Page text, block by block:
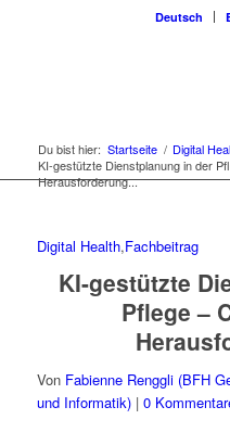
Deutsch
Du bist hier: Startseite / Digital
KI-gestützte Dienstplanung in der
Herausforderung...
Digital Health,Fachbeitrag
KI-gestützte
Pflege –
Von Fabienne Renggli (BFH
und Informatik) | 0